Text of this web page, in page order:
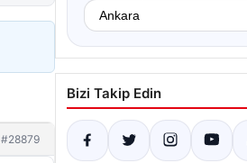
#28879
Bizi Takip Edin